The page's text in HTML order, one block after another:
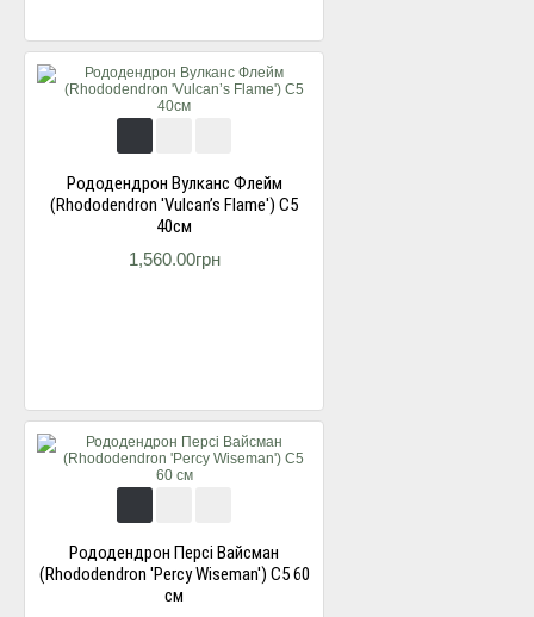
Рододендрон Вулканс Флейм
(Rhododendron 'Vulcan’s Flame') С5
40см
1,560.00грн
Рододендрон Персі Вайсман
(Rhododendron 'Percy Wiseman') С5 60
см